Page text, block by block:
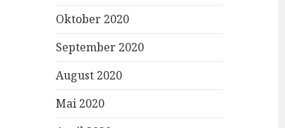
Oktober 2020
September 2020
August 2020
Mai 2020